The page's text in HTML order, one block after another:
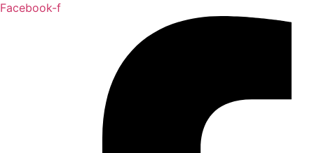
Facebook-f